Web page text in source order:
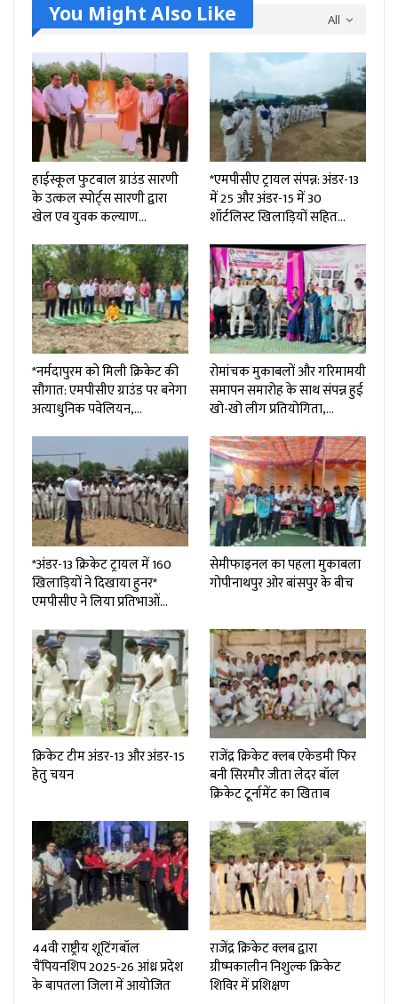
All
You Might Also Like
हाईस्कूल फुटबाल ग्राउंड सारणी
के उत्कल स्पोर्ट्स सारणी द्वारा
खेल एव युवक कल्याण…
*एमपीसीए ट्रायल संपन्न: अंडर-13
में 25 और अंडर-15 में 30
शॉर्टलिस्ट खिलाड़ियों सहित…
*नर्मदापुरम को मिली क्रिकेट की
सौगात: एमपीसीए ग्राउंड पर बनेगा
अत्याधुनिक पवेलियन,…
रोमांचक मुकाबलों और गरिमामयी
समापन समारोह के साथ संपन्न हुई
खो-खो लीग प्रतियोगिता,…
*अंडर-13 क्रिकेट ट्रायल में 160
खिलाड़ियों ने दिखाया हुनर*
एमपीसीए ने लिया प्रतिभाओं…
सेमीफाइनल का पहला मुकाबला
गोपीनाथपुर ओर बांसपुर के बीच
क्रिकेट टीम अंडर-13 और अंडर-15
हेतु चयन
राजेंद्र क्रिकेट क्लब एकेडमी फिर
बनी सिरमौर जीता लेदर बॉल
क्रिकेट टूर्नामेंट का खिताब
44वी राष्ट्रीय शूटिंगबॉल
चैंपियनशिप 2025-26 आंध्र प्रदेश
के बापतला जिला में आयोजित
राजेंद्र क्रिकेट क्लब द्वारा
ग्रीष्मकालीन निशुल्क क्रिकेट
शिविर में प्रशिक्षण